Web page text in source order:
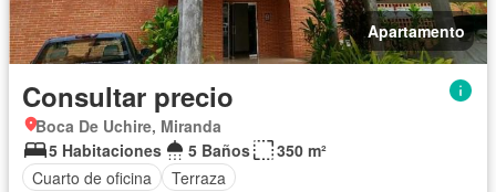
Apartamento
Consultar precio
Boca De Uchire, Miranda
5 Habitaciones
5 Baños
350 m²
Cuarto de oficina
Terraza